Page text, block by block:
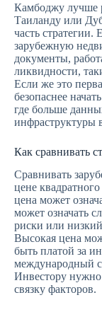
Камбоджу лучше
Таиланду или
часть
зарубежную
документы,
ликвидности,
Если же это
безопаснее
где больше
инфраструктуры
Как сравнивать
Сравнивать
цене
цена может
может означать
риски или
Высокая цена
быть платой за
международный
Инвестору нужно
связку факторов.